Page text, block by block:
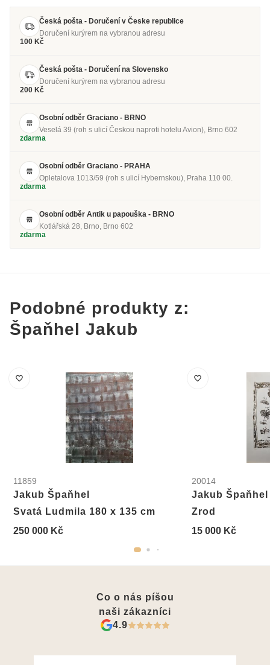
Česká pošta - Doručení v Česke republice
Doručení kurýrem na vybranou adresu
100 Kč
Česká pošta - Doručení na Slovensko
Doručení kurýrem na vybranou adresu
200 Kč
Osobní odběr Graciano - BRNO
Veselá 39 (roh s ulicí Českou naproti hotelu Avion), Brno 602
zdarma
Osobní odběr Graciano - PRAHA
Opletalova 1013/59 (roh s ulicí Hybernskou), Praha 110 00.
zdarma
Osobní odběr Antik u papouška - BRNO
Kotlářská 28, Brno, Brno 602
zdarma
Podobné produkty z:
Špaňhel Jakub
11859
Jakub Špaňhel
Svatá Ludmila 180 x 135 cm
250 000 Kč
20014
Jakub Špaňhel
Zrod
15 000 Kč
Co o nás píšou
naši zákazníci
4.9